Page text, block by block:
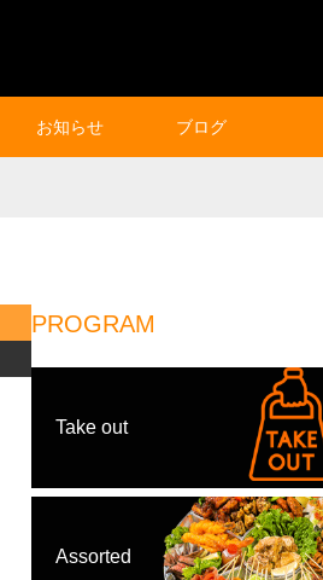
お知らせ ブログ
PROGRAM
Take out
Assorted